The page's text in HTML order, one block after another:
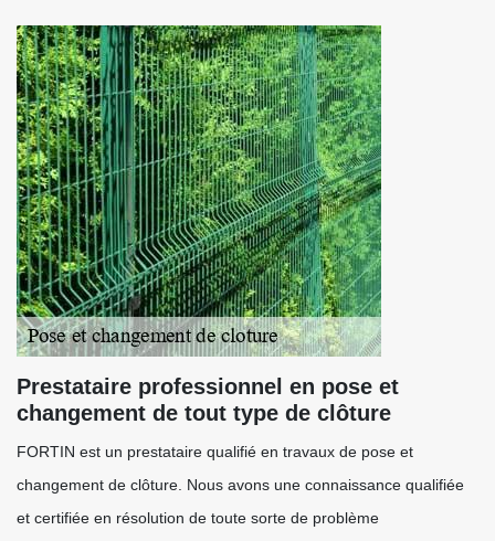
Prestataire professionnel en pose et
changement de tout type de clôture
FORTIN est un prestataire qualifié en travaux de pose et
changement de clôture. Nous avons une connaissance qualifiée
et certifiée en résolution de toute sorte de problème